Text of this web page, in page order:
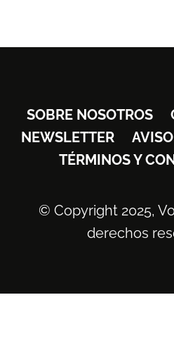
SOBRE NOSOTROS
NEWSLETTER
TÉRMINOS Y
© Copyright 2025,
derechos